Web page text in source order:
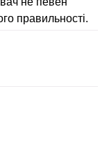
правильності.